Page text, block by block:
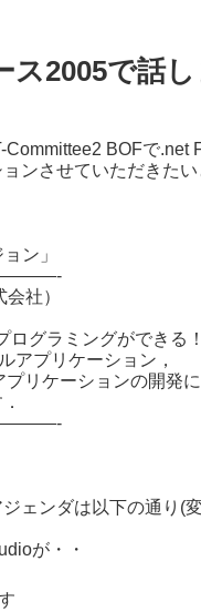
2005で話し
Committee2 BOFで.net
ンさせていただきた
ン」
社）
グラミングができる！
アプリケーション，
リケーションの開発に
ェンダは以下の通り(
が・・